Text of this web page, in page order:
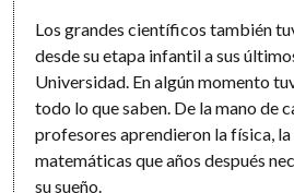
Innovación
Lectura
Historia del Arte
Lengua
Música
menu
Bases de datos
Hoja de cálculo
Programación
Redes de ordenadores
Redes sociales
Sistemas Operativos
Geometría
facebookinstagramyoutube
Los grandes científicos también
desde su etapa infantil a sus
Universidad. En algún momento
todo lo que saben. De la mano de
profesores aprendieron la física,
matemáticas que años después
su sueño.